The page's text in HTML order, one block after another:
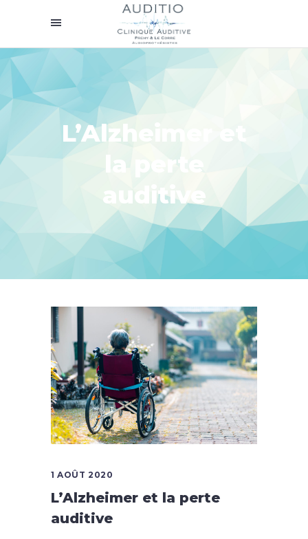
L’Alzheimer et
la perte
auditive
1 AOÛT 2020
L’Alzheimer et la perte
auditive